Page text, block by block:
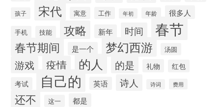
孩子 宋代 寓意 工作 年初 年龄 很多人
手机 技能 攻略 新年 时间 春节
春节期间 是一个 梦幻西游 汤圆
游戏 疫情 的人 的是 礼物
红包
考试
自己的 英语 诗人 诗词 费用
还不 这一 都是